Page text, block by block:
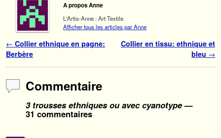
A propos Anne
L'Artis-Anne : Art Textile
Afficher tous les articles par Anne
Navigation des articles
← Collier ethnique en pagne:
Berbère
Collier en tissu: ethnique et
bleu →
Commentaire
3 trousses ethniques ou avec cyanotype—
31 commentaires